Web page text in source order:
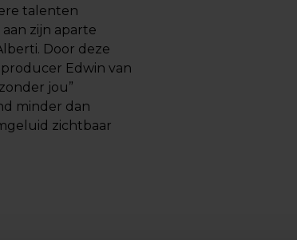
talenten
zijn aparte
Door deze
Edwin van
jou”
minder dan
zichtbaar